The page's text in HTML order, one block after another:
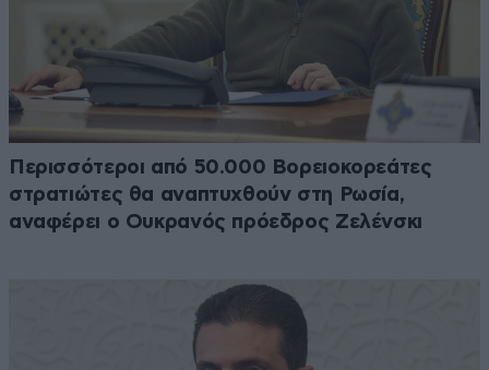
Περισσότεροι από 50.000 Βορειοκορεάτες
στρατιώτες θα αναπτυχθούν στη Ρωσία,
αναφέρει ο Ουκρανός πρόεδρος Ζελένσκι